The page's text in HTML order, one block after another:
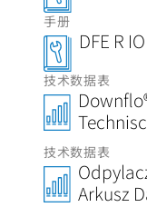
手册
DFE R
技术数据表
技术数据表
Arkusz